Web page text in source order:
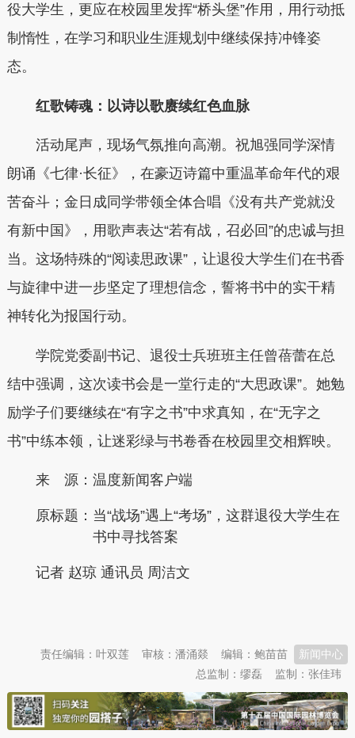
役大学生，更应在校园里发挥“桥头堡”作用，用行动抵
制惰性，在学习和职业生涯规划中继续保持冲锋姿
态。
红歌铸魂：以诗以歌赓续红色血脉
活动尾声，现场气氛推向高潮。祝旭强同学深情
朗诵《七律·长征》，在豪迈诗篇中重温革命年代的艰
苦奋斗；金日成同学带领全体合唱《没有共产党就没
有新中国》，用歌声表达“若有战，召必回”的忠诚与担
当。这场特殊的“阅读思政课”，让退役大学生们在书香
与旋律中进一步坚定了理想信念，誓将书中的实干精
神转化为报国行动。
学院党委副书记、退役士兵班班主任曾蓓蕾在总
结中强调，这次读书会是一堂行走的“大思政课”。她勉
励学子们要继续在“有字之书”中求真知，在“无字之
书”中练本领，让迷彩绿与书卷香在校园里交相辉映。
来 源：温度新闻客户端
原标题： 当“战场”遇上“考场”，这群退役大学生在
书中寻找答案
记者 赵琼 通讯员 周洁文
新闻中心
编辑：鲍苗苗
审核：潘涌燚
责任编辑：叶双莲
监制：张佳玮
总监制：缪磊